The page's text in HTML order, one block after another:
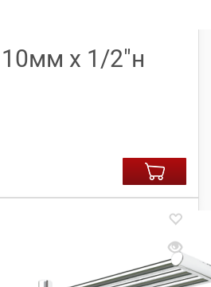
х 1/2″н